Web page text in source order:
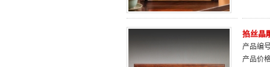
掐丝晶
产品编
产品价